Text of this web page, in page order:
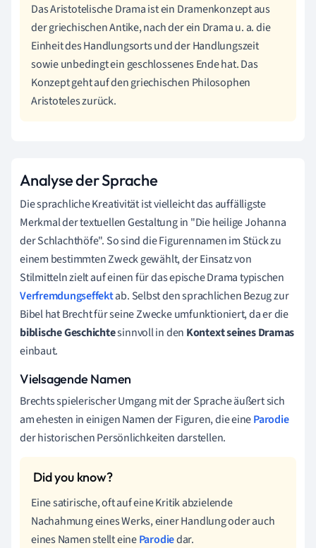
Das Aristotelische Drama ist ein Dramenkonzept aus
der griechischen Antike, nach der ein Drama u. a. die
Einheit des Handlungsorts und der Handlungszeit
sowie unbedingt ein geschlossenes Ende hat. Das
Konzept geht auf den griechischen Philosophen
Aristoteles zurück.
Analyse der Sprache
Die sprachliche Kreativität ist vielleicht das auffälligste
Merkmal der textuellen Gestaltung in "Die heilige Johanna
der Schlachthöfe". So sind die Figurennamen im Stück zu
einem bestimmten Zweck gewählt, der Einsatz von
Stilmitteln zielt auf einen für das epische Drama typischen
Verfremdungseffektab. Selbst den sprachlichen Bezug zur
Bibel hat Brecht für seine Zwecke umfunktioniert, da er die
biblische Geschichtesinnvoll in den Kontext seines Dramas
einbaut.
Vielsagende Namen
Brechts spielerischer Umgang mit der Sprache äußert sich
am ehesten in einigen Namen der Figuren, die eineParodie
der historischen Persönlichkeiten darstellen.
Eine satirische, oft auf eine Kritik abzielende
Nachahmung eines Werks, einer Handlung oder auch
eines Namen stellt eineParodiedar.